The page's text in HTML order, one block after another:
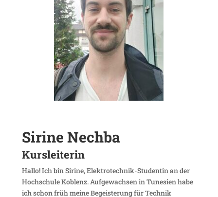
Sirine Nechba
Kurs­lei­terin
Hallo! Ich bin Sirine, Elek­tro­technik-Studentin an der
Hoch­schule Koblenz. Aufge­wachsen in Tune­sien habe
ich schon früh meine Begeis­te­rung für Technik